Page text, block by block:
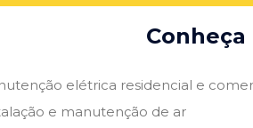
elétrica residencial e
e manutenção de ar